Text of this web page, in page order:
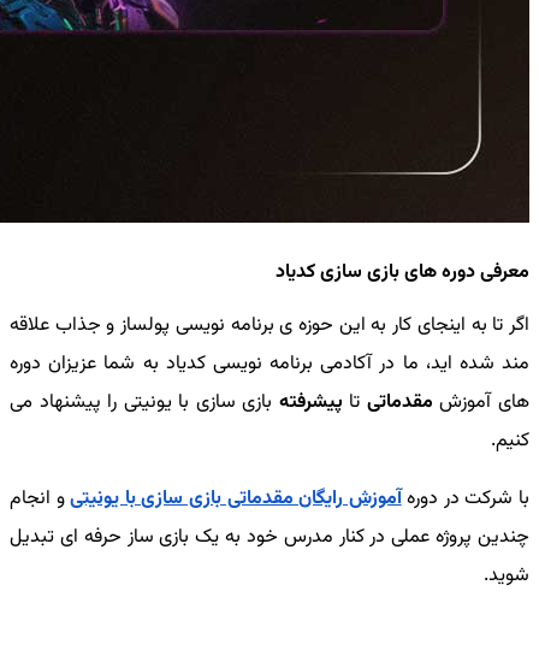
معرفی دوره های بازی سازی کدیاد
اگر تا به اینجای کار به این حوزه ی برنامه نویسی پولساز و جذاب علاقه
مند شده اید، ما در آکادمی برنامه نویسی کدیاد به شما عزیزان دوره
های آموزش مقدماتی تا پیشرفته بازی سازی با یونیتی را پیشنهاد می
کنیم.
با شرکت در دورهآموزش رایگان مقدماتی بازی سازی با یونیتیو انجام
چندین پروژه عملی در کنار مدرس خود به یک بازی ساز حرفه ای تبدیل
شوید.